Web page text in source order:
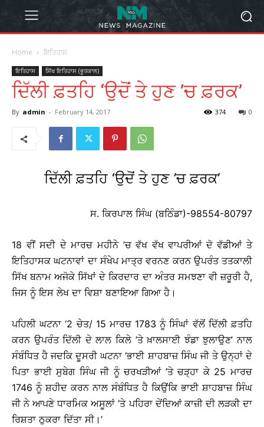
Home ਇਤਿਹਾਸ
ਇਤਿਹਾਸ ਸਿੱਖ ਇਤਿਹਾਸ (ਭੂਤਕਾਲ)
ਦਿੱਲੀ ਫ਼ਤਹਿ ‘ਉਦੋਂ ਤੇ ਹੁਣ ’ਚ ਫ਼ਰਕ’
By admin - February 14, 2017 0
374
ਦਿੱਲੀ ਫ਼ਤਹਿ ‘ਉਦੋਂ ਤੇ ਹੁਣ ’ਚ ਫ਼ਰਕ’
ਸ. ਕਿਰਪਾਲ ਸਿੰਘ (ਬਠਿੰਡਾ)-98554-80797
18 ਵੀਂ ਸਦੀ ਦੇ ਮਾਰਚ ਮਹੀਨੇ ’ਚ ਵੱਖ ਵੱਖ ਵਾਪਰੀਆਂ ਦੋ ਵੱਡੀਆਂ ਤੇ
ਇਤਿਹਾਸਕ ਘਟਨਾਵਾਂ ਦਾ ਸੰਖੇਪ ਮਾਤ੍ਰ ਵਰਨਣ ਕਰਨ ਉਪਰੰਤ ਤਤਕਾਲੀ
ਸਿੱਖ ਬਨਾਮ ਅਜੋਕੇ ਸਿੱਖਾਂ ਦੇ ਕਿਰਦਾਰ ਦਾ ਅੰਤਰ ਸਮਝਣਾ ਵੀ ਜ਼ਰੂਰੀ ਹੈ,
ਜਿਸ ਨੂੰ ਇਸ ਲੇਖ ਦਾ ਵਿਸ਼ਾ ਬਣਾਇਆ ਗਿਆ ਹੈ।
ਪਹਿਲੀ ਘਟਨਾ ‘2 ਚੇਤ/ 15 ਮਾਰਚ 1783 ਨੂੰ ਸਿੰਘਾਂ ਵੱਲੋਂ ਦਿੱਲੀ ਫ਼ਤਹਿ
ਕਰਨ ਉਪਰੰਤ ਦਿੱਲੀ ਦੇ ਲਾਲ ਕਿਲੇ ’ਤੇ ਖ਼ਾਲਸਾਈ ਝੰਡਾ ਝੁਲਾਉਣ’ ਨਾਲ
ਸੰਬੰਧਿਤ ਹੈ ਜਦਕਿ ਦੂਸਰੀ ਘਟਨਾ ‘ਭਾਈ ਸ਼ਾਹਬਾਜ਼ ਸਿੰਘ ਜੀ ਤੇ ਉਨ੍ਹਾਂ ਦੇ
ਪਿਤਾ ਭਾਈ ਸੁਬੇਗ ਸਿੰਘ ਜੀ ਨੂੰ ਚਰਖੜੀਆਂ ’ਤੇ ਚੜ੍ਹਾ ਕੇ 25 ਮਾਰਚ
1746 ਨੂੰ ਸ਼ਹੀਦ ਕਰਨ ਨਾਲ ਸੰਬੰਧਿਤ ਹੈ ਕਿਉਂਕਿ ਭਾਈ ਸ਼ਾਹਬਾਜ਼ ਸਿੰਘ
ਜੀ ਨੇ ਆਪਣੇ ਧਾਰਮਿਕ ਅਸੂਲਾਂ ’ਤੇ ਪਹਿਰਾ ਦੇਂਦਿਆਂ ਕਾਜ਼ੀ ਦੀ ਲੜਕੀ ਦਾ
ਰਿਸ਼ਤਾ ਠੁਕਰਾ ਦਿੱਤਾ ਸੀ।’